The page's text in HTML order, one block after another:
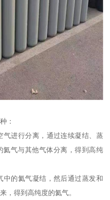
：
气进行分离，通过连续凝结、蒸
氦气与其他气体分离，得到高纯
中的氦气凝结，然后通过蒸发和
，得到高纯度的氦气。